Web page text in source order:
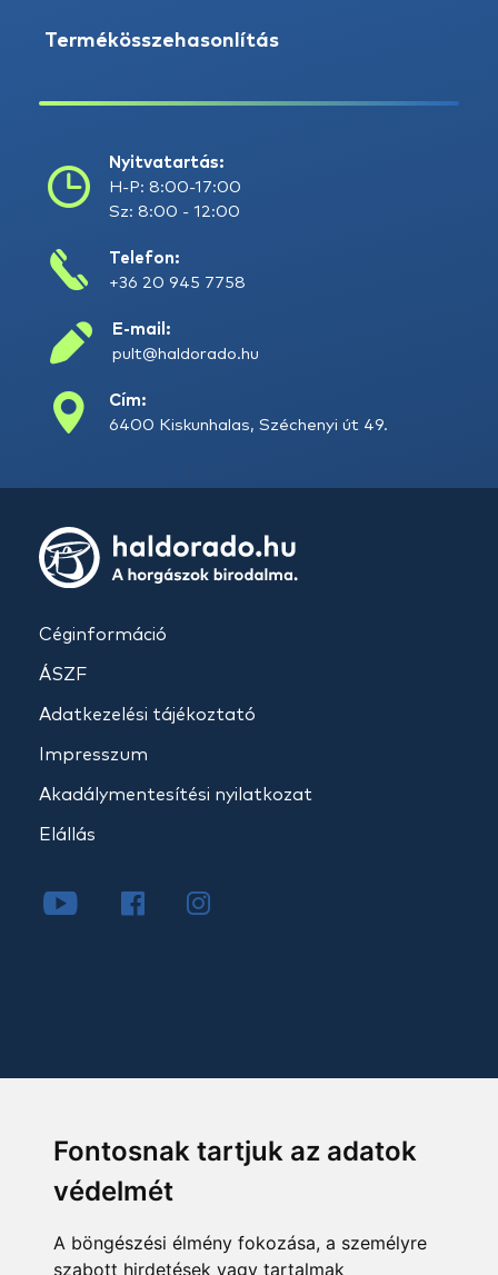
Fontosnak tartjuk az adatok
védelmét
A böngészési élmény fokozása, a személyre
szabott hirdetések vagy tartalmak
Termékösszehasonlítás
Nyitvatartás:
H-P: 8:00-17:00
Sz: 8:00 - 12:00
Telefon:
+36 20 945 7758
E-mail:
pult@haldorado.hu
Cím:
6400 Kiskunhalas, Széchenyi út 49.
Céginformáció
ÁSZF
Adatkezelési tájékoztató
Impresszum
Akadálymentesítési nyilatkozat
Elállás